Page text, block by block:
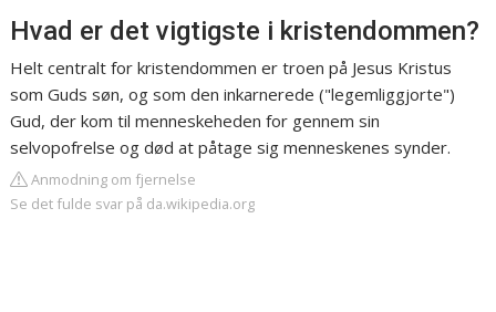
Hvad er det vigtigste i kristendommen?
Helt centralt for kristendommen er troen på Jesus Kristus
som Guds søn, og som den inkarnerede ("legemliggjorte")
Gud, der kom til menneskeheden for gennem sin
selvopofrelse og død at påtage sig menneskenes synder.
Anmodning om fjernelse
Se det fulde svar på da.wikipedia.org